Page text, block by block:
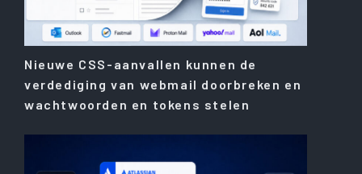
Nieuwe CSS-aanvallen kunnen de
verdediging van webmail doorbreken en
wachtwoorden en tokens stelen